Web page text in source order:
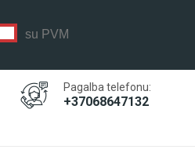
su PVM
Pagalba telefonu:
+37068647132